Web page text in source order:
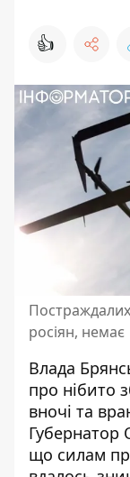
👍
росіян, немає
Влада
про нібито
вночі та
Губернатор
що силам